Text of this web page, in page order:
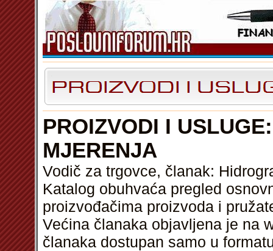
PROIZVODI I
MJERENJA
Vodič za trgovce, članak:
Katalog obuhvaća pregled
proizvođačima proizvoda i
Većina članaka objavljena je na
članaka dostupan samo u